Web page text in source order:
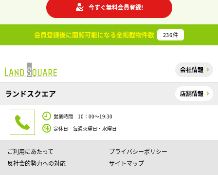
今すぐ無料会員登録!
会員登録後に閲覧可能になる全掲載物件数 236件
会社情報
ランドスクエア 店舗情報
営業時間 10：00～19:30
定休日 毎週火曜日・水曜日
ご利用にあたって
プライバシーポリシー
反社会的勢力への対応
サイトマップ